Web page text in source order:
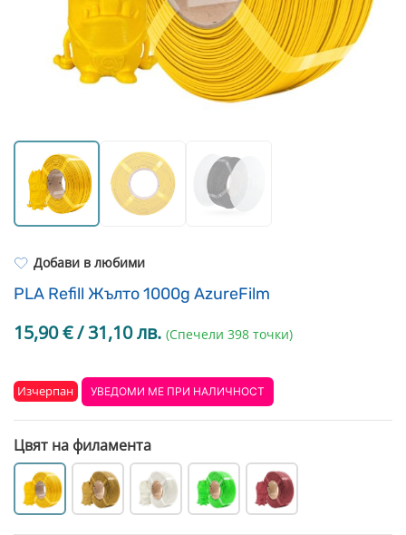
Легло за 3D принтер
FEP филми
Добави в любими
PLA Refill Жълто 1000g AzureFilm
15,90€/ 31,10 лв. (Спечели 398 точки)
Изчерпан УВЕДОМИ МЕ ПРИ НАЛИЧНОСТ
Цвят на филамента